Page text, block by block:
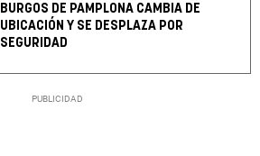
BURGOS DE PAMPLONA CAMBIA DE
UBICACIÓN Y SE DESPLAZA POR
SEGURIDAD